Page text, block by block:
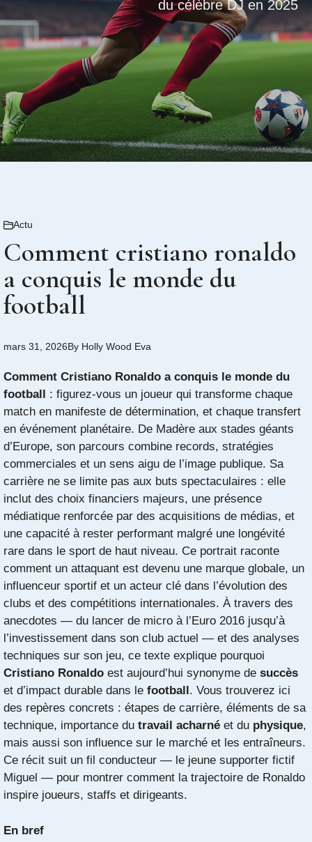
du célèbre DJ en 2025
Actu
Comment cristiano ronaldo
a conquis le monde du
football
mars 31, 2026By Holly Wood Eva
Comment Cristiano Ronaldo a conquis le monde du
football : figurez-vous un joueur qui transforme chaque
match en manifeste de détermination, et chaque transfert
en événement planétaire. De Madère aux stades géants
d’Europe, son parcours combine records, stratégies
commerciales et un sens aigu de l’image publique. Sa
carrière ne se limite pas aux buts spectaculaires : elle
inclut des choix financiers majeurs, une présence
médiatique renforcée par des acquisitions de médias, et
une capacité à rester performant malgré une longévité
rare dans le sport de haut niveau. Ce portrait raconte
comment un attaquant est devenu une marque globale, un
influenceur sportif et un acteur clé dans l’évolution des
clubs et des compétitions internationales. À travers des
anecdotes — du lancer de micro à l’Euro 2016 jusqu’à
l’investissement dans son club actuel — et des analyses
techniques sur son jeu, ce texte explique pourquoi
Cristiano Ronaldo est aujourd’hui synonyme de succès
et d’impact durable dans le football. Vous trouverez ici
des repères concrets : étapes de carrière, éléments de sa
technique, importance du travail acharné et du physique,
mais aussi son influence sur le marché et les entraîneurs.
Ce récit suit un fil conducteur — le jeune supporter fictif
Miguel — pour montrer comment la trajectoire de Ronaldo
inspire joueurs, staffs et dirigeants.
En bref